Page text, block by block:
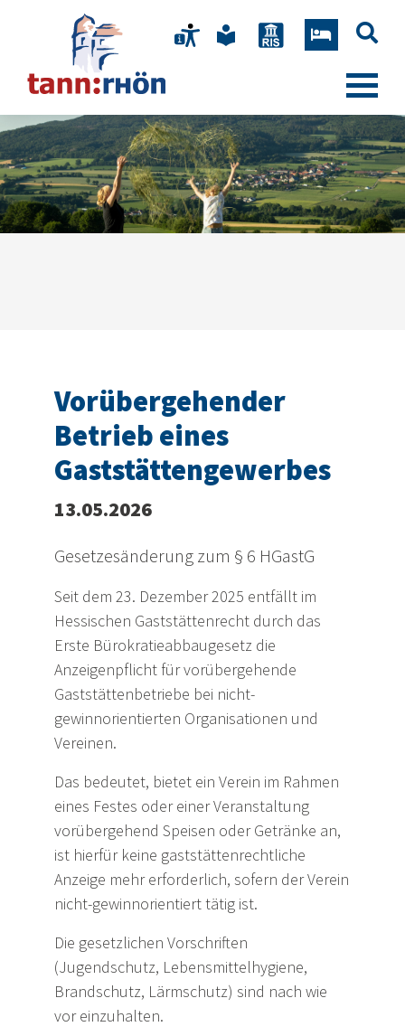
Vorübergehender
Betrieb eines
Gaststättengewerbes
13.05.2026
Gesetzesänderung zum § 6 HGastG
Seit dem 23. Dezember 2025 entfällt im
Hessischen Gaststättenrecht durch das
Erste Bürokratieabbaugesetz die
Anzeigenpflicht für vorübergehende
Gaststättenbetriebe bei nicht-
gewinnorientierten Organisationen und
Vereinen.
Das bedeutet, bietet ein Verein im Rahmen
eines Festes oder einer Veranstaltung
vorübergehend Speisen oder Getränke an,
ist hierfür keine gaststättenrechtliche
Anzeige mehr erforderlich, sofern der Verein
nicht-gewinnorientiert tätig ist.
Die gesetzlichen Vorschriften
(Jugendschutz, Lebensmittelhygiene,
Brandschutz, Lärmschutz) sind nach wie
vor einzuhalten.